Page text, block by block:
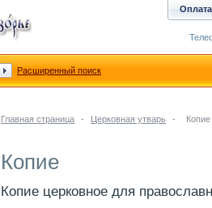
Главная страница - Церковная утварь - Копие
Копие
Копие церковное для
Оплата
Расширенный поиск